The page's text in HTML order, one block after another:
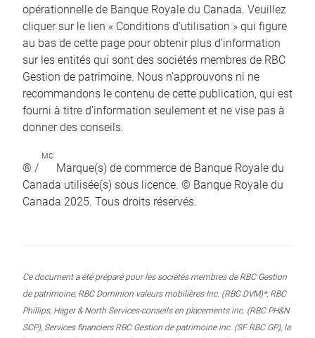
opérationnelle de Banque Royale du Canada. Veuillez
cliquer sur le lien « Conditions d’utilisation » qui figure
au bas de cette page pour obtenir plus d’information
sur les entités qui sont des sociétés membres de RBC
Gestion de patrimoine. Nous n’approuvons ni ne
recommandons le contenu de cette publication, qui est
fourni à titre d’information seulement et ne vise pas à
donner des conseils.
® /
MC
Marque(s) de commerce de Banque Royale du
Canada utilisée(s) sous licence. © Banque Royale du
Canada 2025. Tous droits réservés.
Ce document a été préparé pour les sociétés membres de RBC Gestion
de patrimoine, RBC Dominion valeurs mobilières Inc. (RBC DVM)*, RBC
Phillips, Hager & North Services-conseils en placements inc. (RBC PH&N
SCP), Services financiers RBC Gestion de patrimoine inc. (SF RBC GP), la